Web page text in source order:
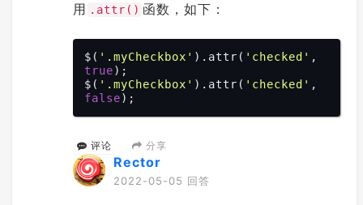
用 .attr() 函数，如下：
$( '.myCheckbox' ).attr( 'checked'
true);
$( '.myCheckbox' ).attr( 'checked'
false
评论 分享
Rector
2022-05-05 回答